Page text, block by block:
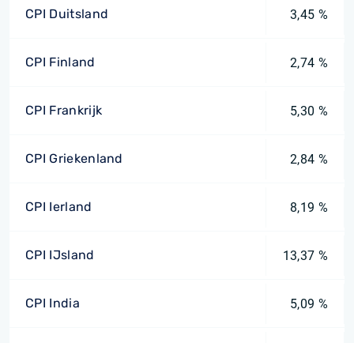
CPI Duitsland 3,45 %
CPI Finland 2,74 %
CPI Frankrijk 5,30 %
CPI Griekenland 2,84 %
CPI Ierland 8,19 %
CPI IJsland 13,37 %
CPI India 5,09 %